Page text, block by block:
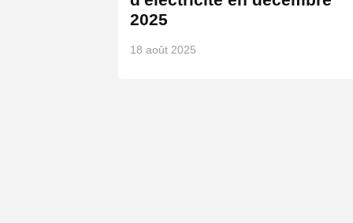
2025
18 août 2025